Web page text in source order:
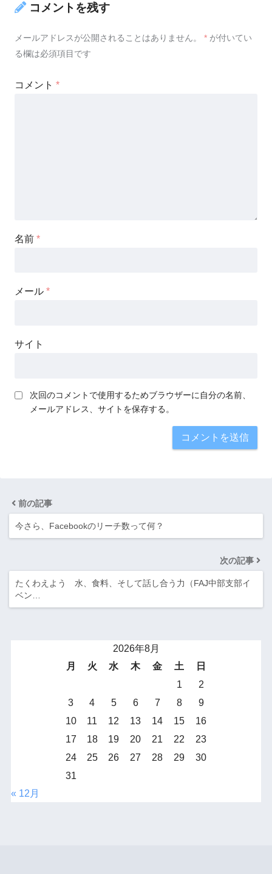
コメントを残す
メールアドレスが公開されることはありません。 * が付いてい
る欄は必須項目です
コメント *
名前 *
メール *
サイト
次回のコメントで使用するためブラウザーに自分の名前、
メールアドレス、サイトを保存する。
前の記事
今さら、Facebookのリーチ数って何？
次の記事
たくわえよう 水、食料、そして話し合う力（FAJ中部支部イ
ベン…
2026年8月
月
火 水 木 金 土
日
1
2
3
4 5 6 7 8
9
10
11 12 13 14 15
16
17
18 19 20 21 22
23
24
25 26 27 28 29
30
31
« 12月